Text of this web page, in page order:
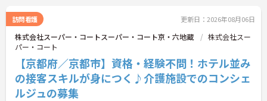
ップアップを目指せる環境です。
訪問看護 更新日：2026年08月06日
株式会社スーパー・コートスーパー・コート京・六地蔵
株式会社スー
パー・コート
【京都府／京都市】資格・経験不問！ホテル並み
の接客スキルが身につく♪介護施設でのコンシェ
ルジュの募集